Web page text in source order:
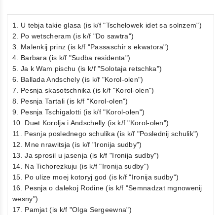
1. U tebja takie glasa (is k/f "Tschelowek idet sa solnzem")
2. Po wetscheram (is k/f "Do sawtra")
3. Malenkij prinz (is k/f "Passaschir s ekwatora")
4. Barbara (is k/f "Sudba residenta")
5. Ja k Wam pischu (is k/f "Solotaja retschka")
6. Ballada Andschely (is k/f "Korol-olen")
7. Pesnja skasotschnika (is k/f "Korol-olen")
8. Pesnja Tartali (is k/f "Korol-olen")
9. Pesnja Tschigalotti (is k/f "Korol-olen")
10. Duet Korolja i Andschelly (is k/f "Korol-olen")
11. Pesnja poslednego schulika (is k/f "Poslednij schulik")
12. Mne nrawitsja (is k/f "Ironija sudby")
13. Ja sprosil u jasenja (is k/f "Ironija sudby")
14. Na Tichorezkuju (is k/f "Ironija sudby")
15. Po ulize moej kotoryj god (is k/f "Ironija sudby")
16. Pesnja o dalekoj Rodine (is k/f "Semnadzat mgnowenij
wesny")
17. Pamjat (is k/f "Olga Sergeewna")